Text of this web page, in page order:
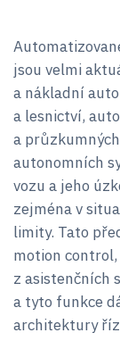
jsou velmi
a nákladní
a lesnictví,
a
autonomních
vozu a jeho
zejména v
limity. Tato
motion
z asistenčních
a tyto funkce
architektury